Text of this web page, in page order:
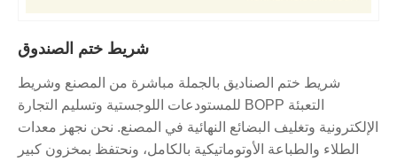
شريط ختم الصندوق
شريط ختم الصناديق بالجملة مباشرة من المصنع وشريط
التعبئة BOPP للمستودعات اللوجستية وتسليم التجارة
الإلكترونية وتغليف البضائع النهائية في المصنع. نحن نجهز معدات
الطلاء والطباعة الأوتوماتيكية بالكامل، ونحتفظ بمخزون كبير